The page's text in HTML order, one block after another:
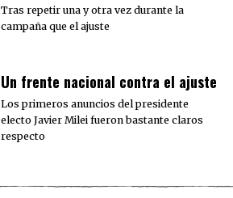
Tras repetir una y otra vez durante la
campaña que el ajuste
Un frente nacional contra el ajuste
Los primeros anuncios del presidente
electo Javier Milei fueron bastante claros
respecto